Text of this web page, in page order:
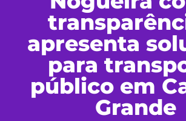
apresenta
para
público em
Grande